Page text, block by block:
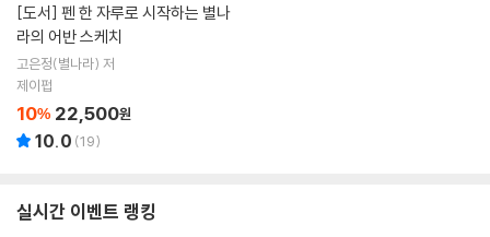
[도서]
라의 어반 스케치
고은정(별나라) 저
제이펍
10% 22,500원
10.0 (19)
실시간 이벤트 랭킹